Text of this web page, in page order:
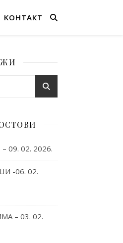
KОНТАКТ
09. 02. 2026.
-06. 02.
– 03. 02.